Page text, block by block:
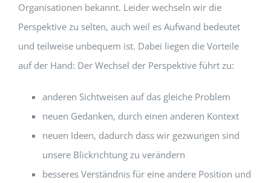
Organisationen bekannt. Leider wechseln wir die
Perspektive zu selten, auch weil es Aufwand bedeutet
und teilweise unbequem ist. Dabei liegen die Vorteile
auf der Hand: Der Wechsel der Perspektive führt zu:
anderen Sichtweisen auf das gleiche Problem
neuen Gedanken, durch einen anderen Kontext
neuen Ideen, dadurch dass wir gezwungen sind
unsere Blickrichtung zu verändern
besseres Verständnis für eine andere Position und